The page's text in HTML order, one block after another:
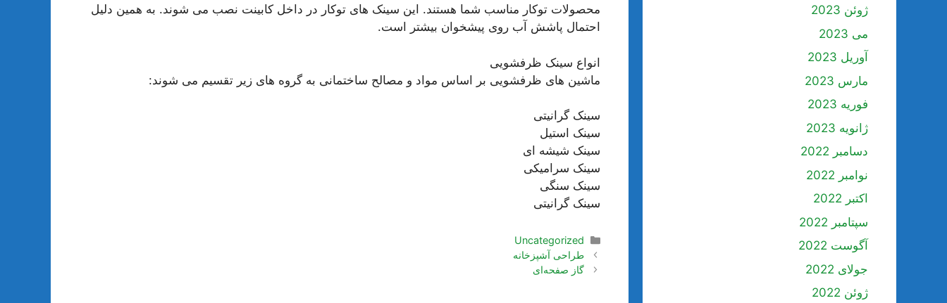
محصولات توکار مناسب شما هستند. این سینک های توکار در داخل کابینت نصب می شوند. به همین دلیل
احتمال پاشش آب روی پیشخوان بیشتر است.
انواع سینک ظرفشویی
ماشین های ظرفشویی بر اساس مواد و مصالح ساختمانی به گروه های زیر تقسیم می شوند:
سینک گرانیتی
سینک استیل
سینک شیشه ای
سینک سرامیکی
سینک سنگی
سینک گرانیتی
دسته‌ها
Uncategorized
ناوبری
نوشته‌ها
طراحی آشپزخانه
گاز صفحه‌ای
ژوئن 2023
می 2023
آوریل 2023
مارس 2023
فوریه 2023
ژانویه 2023
دسامبر 2022
نوامبر 2022
اکتبر 2022
سپتامبر 2022
آگوست 2022
جولای 2022
ژوئن 2022